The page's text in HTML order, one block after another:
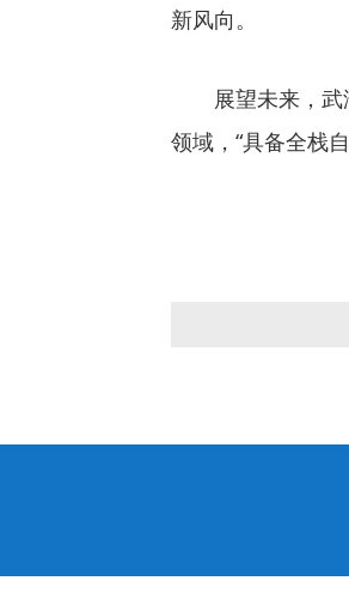
新风向。
展望未来，
领域，“具备全栈